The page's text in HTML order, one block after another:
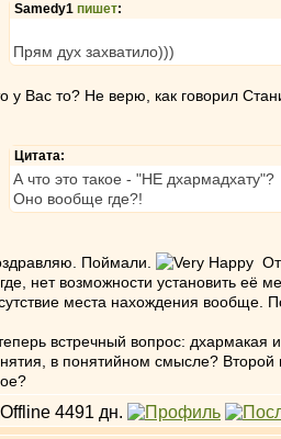
Samedy1 пишет:
Прям дух захватило)))
у Вас то? Не верю, как говорил
Цитата:
А что это такое - "НЕ дхармадхату"?
Оно вообще где?!
Поймали.
нет возможности установить её
места нахождения вообще.
встречный вопрос: дхармакая
в понятийном смысле? Второй